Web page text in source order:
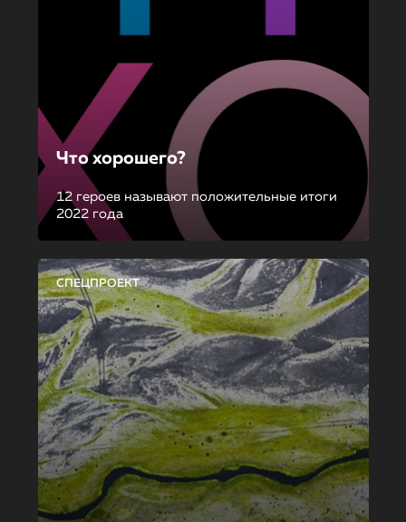
Что хорошего?
12 героев называют положительные итоги
2022 года
СПЕЦПРОЕКТ